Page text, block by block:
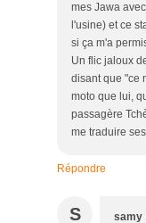
mes Jawa
l'usine) et ce
si ça m'a
Un flic jaloux
disant que "ce
moto que lui,
passagère
me traduire
Répondre
S samy